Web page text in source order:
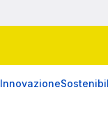
Innovazione